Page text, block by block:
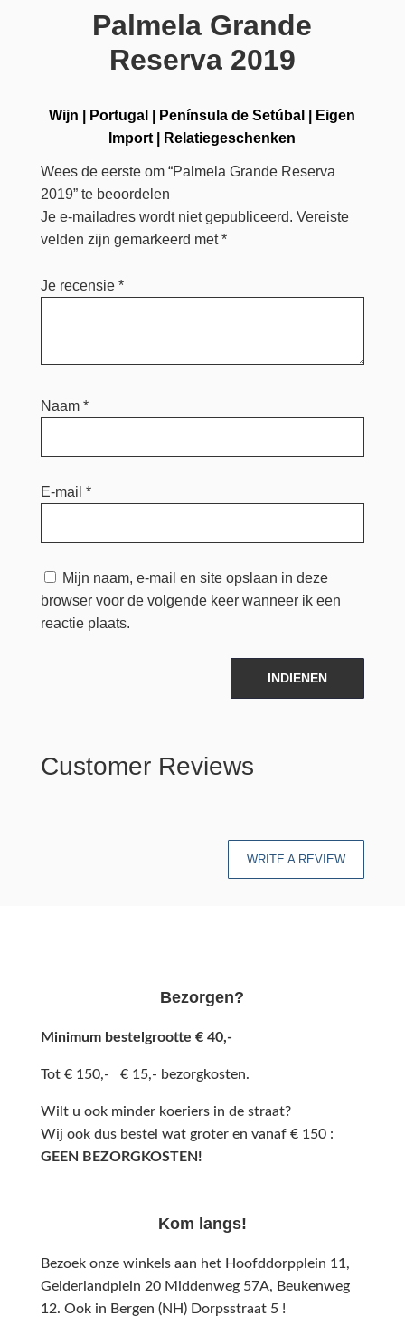
Palmela Grande
Reserva 2019
Wijn Portugal Península de Setúbal
Eigen
Import
Relatiegeschenken
Wees de eerste om “Palmela Grande Reserva
2019” te beoordelen
Je e-mailadres wordt niet gepubliceerd. Vereiste
velden zijn gemarkeerd met*
Je recensie *
Naam *
E-mail *
Mijn naam, e-mail en site opslaan in deze
browser voor de volgende keer wanneer ik een
reactie plaats.
INDIENEN
Customer Reviews
WRITE A REVIEW
Bezorgen?
Minimum bestelgrootte € 40,-
Tot € 150,- € 15,- bezorgkosten.
Wilt u ook minder koeriers in de straat?
Wij ook dus bestel wat groter en vanaf € 150 :
GEEN BEZORGKOSTEN!
Kom langs!
Bezoek onze winkels aan het Hoofddorpplein 11,
Gelderlandplein 20 Middenweg 57A, Beukenweg
12. Ook in Bergen (NH) Dorpsstraat 5 !